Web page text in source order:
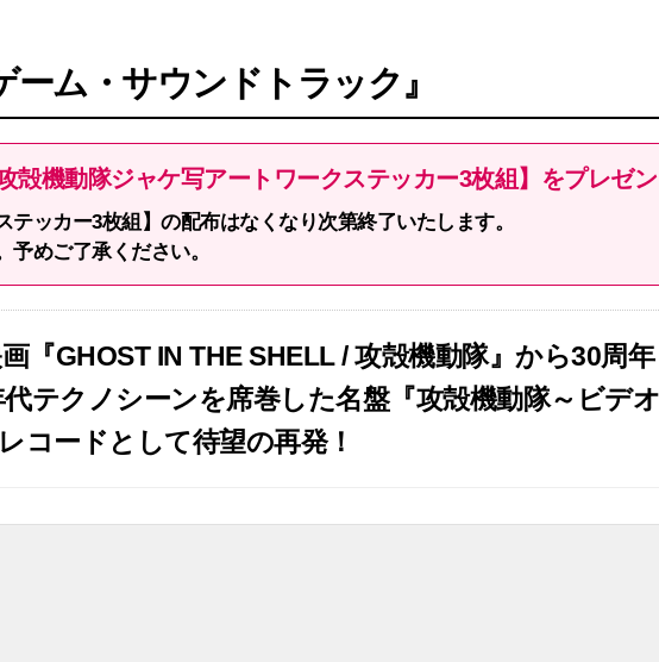
ーム・サウンドトラック』
殻機動隊ジャケ写アートワークステッカー3枚組】をプレゼ
ッカー3枚組】の配布はなくなり次第終了いたします。
めご了承ください。
『GHOST IN THE SHELL / 攻殻機動隊』から30周
テクノシーンを席巻した名盤『攻殻機動隊～ビデ
コードとして待望の再発！